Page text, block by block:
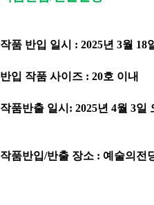
작품 반입 일시 : 2025년 3월 18
반입 작품 사이즈 : 20호 이내
작품반출 일시 : 2025년 4월 3일
작품반입/반출 장소 : 예술의전